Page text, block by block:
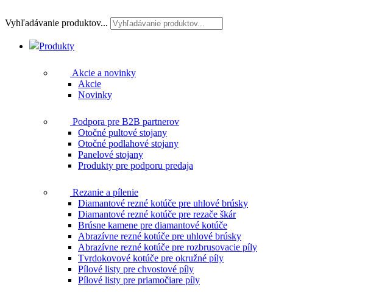
Vyhľadávanie produktov...
Produkty
Akcie a novinky
Akcie
Novinky
Podpora pre B2B partnerov
Otočné pultové stojany
Otočné podlahové stojany
Panelové stojany
Produkty pre podporu predaja
Rezanie a pílenie
Diamantové rezné kotúče pre uhlové brúsky
Diamantové rezné kotúče pre rezače škár
Brúsne kamene pre diamantové kotúče
Abrazívne rezné kotúče pre uhlové brúsky
Abrazívne rezné kotúče pre rozbrusovacie píly
Tvrdokovové kotúče pre okružné píly
Pílové listy pre chvostové píly
Pílové listy pre priamočiare píly